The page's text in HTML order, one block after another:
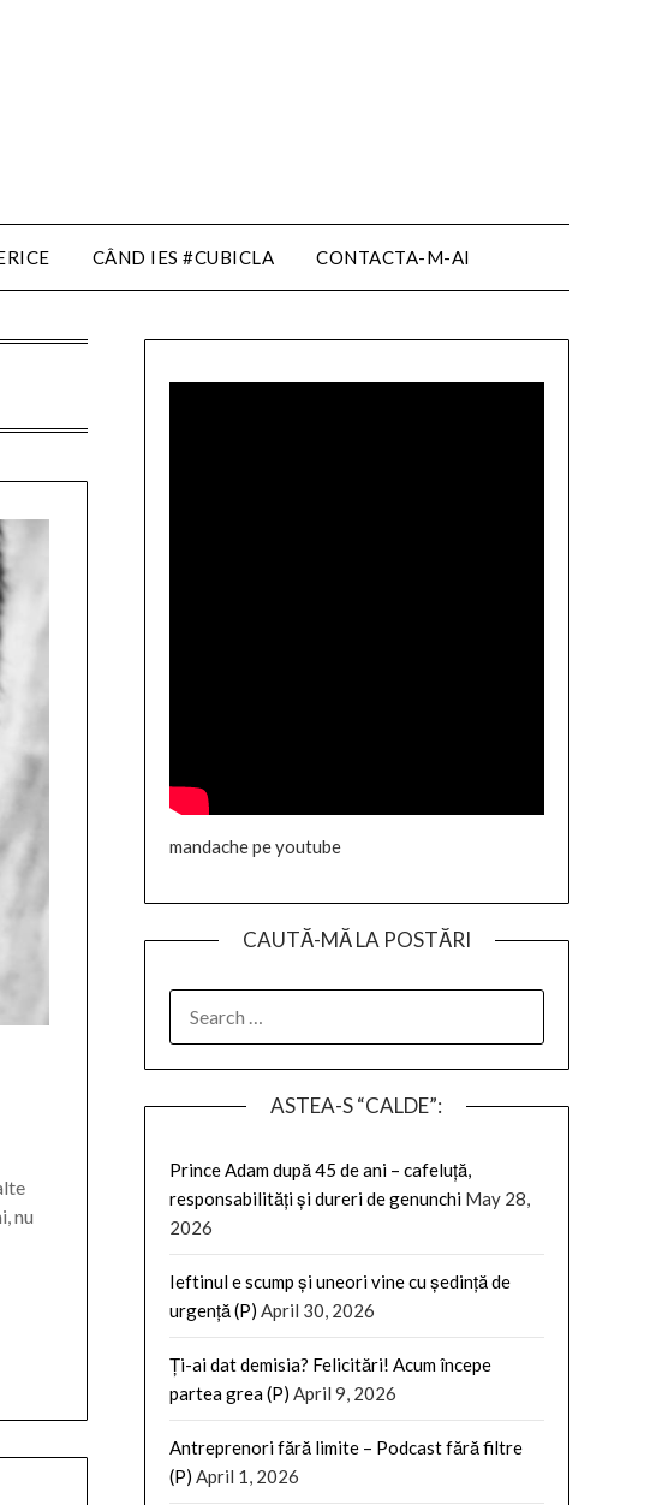
CÂND IES #CUBICLA CONTACTA-M-AI
nu
mandache pe youtube
CAUTĂ-MĂ LA POSTĂRI
FOR:
ASTEA-S “CALDE”:
Prince Adam după 45 de ani – cafeluță,
responsabilități și dureri de genunchi May 28,
2026
Ieftinul e scump și uneori vine cu ședință de
urgență (P) April 30, 2026
Ți-ai dat demisia? Felicitări! Acum începe
partea grea (P) April 9, 2026
Antreprenori fără limite – Podcast fără filtre
(P) April 1, 2026